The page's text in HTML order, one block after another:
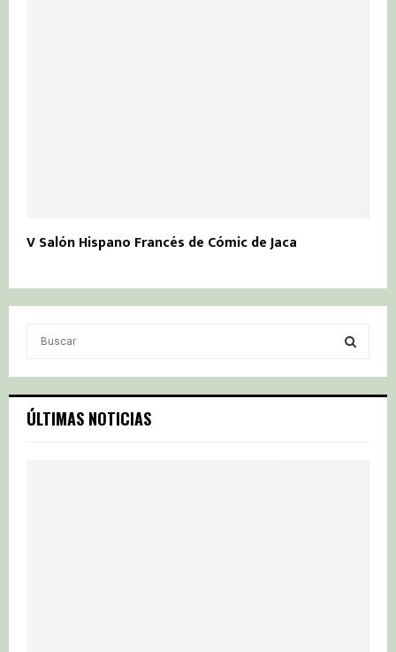
V Salón Hispano Francés de Cómic de Jaca
c
h
S
ÚLTIMAS NOTICIAS